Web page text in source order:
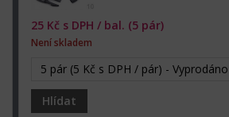
5 pár (5 Kč s DPH / pár) - Vyprodáno
Hlídat
25 Kč s DPH / bal. (5 pár)
Není skladem